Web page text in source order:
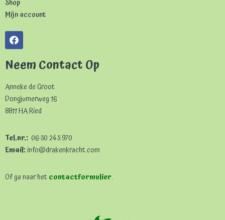
Shop
Mijn account
Neem Contact Op
Anneke de Groot
Dongjumerweg 16
8811 HA Ried
Tel.nr.: 06-50 245 970
Email:info@drakenkracht.com
Of ga naar het contactformulier.